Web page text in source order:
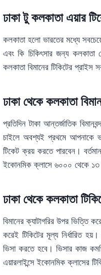
ঢাকা টু কলকাতা এয়ার
কলকাতা হলো ভারতের মধ্যে
এবং কি চিকিৎসার জন্য কলকাতা
কলকাতা বিমানের টিকিটের প্রাইস
ঢাকা থেকে কলকাতা
প্রতিদিন টাকা আন্তর্জাতিক
চাইলে অবশ্যই প্রথমে আপনাকে
টিকেট ক্রয় করতে পারবেন।
ইকোনমিক ক্লাসে ৬০০০ থেকে ১৩
ঢাকা থেকে কলকাতা
বিমানের ক্যাটাগরির উপর ভিত্তি
করেই টিকিটের মূল্য নির্ধারিত
ভিসা করতে হবে। ভিসার কাজ
এয়ারলাইন্সে ইকোনমিক ক্লাসের